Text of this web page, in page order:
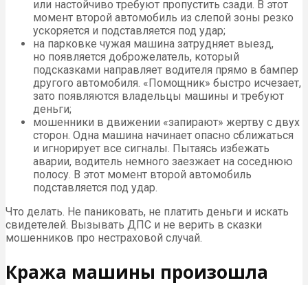
или настойчиво требуют пропустить сзади. В этот
момент второй автомобиль из слепой зоны резко
ускоряется и подставляется под удар;
на парковке чужая машина затрудняет выезд,
но появляется доброжелатель, который
подсказками направляет водителя прямо в бампер
другого автомобиля. «Помощник» быстро исчезает,
зато появляются владельцы машины и требуют
деньги;
мошенники в движении «запирают» жертву с двух
сторон. Одна машина начинает опасно сближаться
и игнорирует все сигналы. Пытаясь избежать
аварии, водитель немного заезжает на соседнюю
полосу. В этот момент второй автомобиль
подставляется под удар.
Что делать. Не паниковать, не платить деньги и искать
свидетелей. Вызывать ДПС и не верить в сказки
мошенников про нестраховой случай.
Кража машины произошла